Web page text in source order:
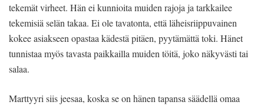
tekemät virheet. Hän ei kunnioita muiden rajoja ja tarkkailee
tekemisiä selän takaa. Ei ole tavatonta, että läheisriippuvainen
kokee asiakseen opastaa kädestä pitäen, pyytämättä toki. Hänet
tunnistaa myös tavasta paikkailla muiden töitä, joko näkyvästi tai
salaa.
Marttyyri siis jeesaa, koska se on hänen tapansa säädellä omaa